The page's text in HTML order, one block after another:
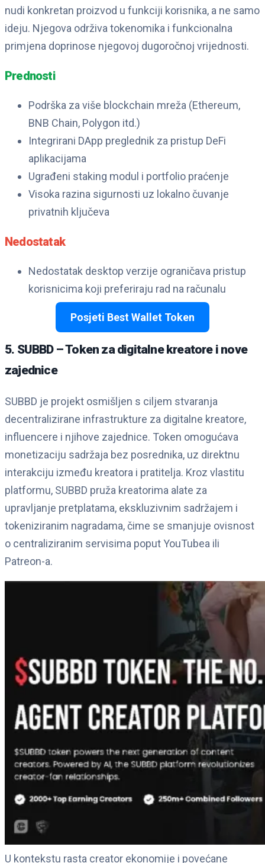
nudi konkretan proizvod u funkciji korisnika, a ne samo
ideju. Njegova održiva tokenomika i funkcionalna
primjena doprinose njegovoj dugoročnoj vrijednosti.
Prednosti
Podrška za više blockchain mreža (Ethereum,
BNB Chain, Polygon itd.)
Integrirani DApp preglednik za pristup DeFi
aplikacijama
Ugrađeni staking modul i portfolio praćenje
Visoka razina sigurnosti uz lokalno čuvanje
privatnih ključeva
Nedostatak
Nedostatak desktop verzije ograničava pristup
korisnicima koji preferiraju rad na računalu
Posjeti Best Wallet Token
5. SUBBD – Token za digitalne kreatore i nove
zajednice
SUBBD je projekt osmišljen s ciljem stvaranja
decentralizirane infrastrukture za digitalne kreatore,
influencere i njihove zajednice. Token omogućava
monetizaciju sadržaja bez posrednika, uz direktnu
interakciju između kreatora i pratitelja. Kroz vlastitu
platformu, SUBBD pruža kreatorima alate za
upravljanje pretplatama, ekskluzivnim sadržajem i
tokeniziranim nagradama, čime se smanjuje ovisnost
o centraliziranim servisima poput YouTubea ili
Patreon-a.
U kontekstu rasta creator ekonomije i povećane